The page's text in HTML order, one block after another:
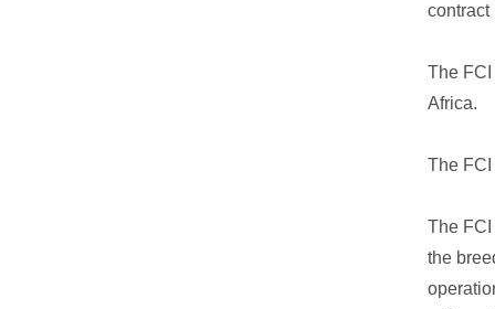
contract
The
Africa.
The
The FCI
the